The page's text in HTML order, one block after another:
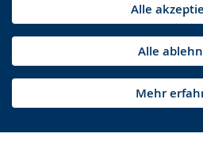
Alle
Alle
Mehr